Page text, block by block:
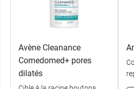
View this post on
Avène Cleanance
Comedomed+ pores
dilatés